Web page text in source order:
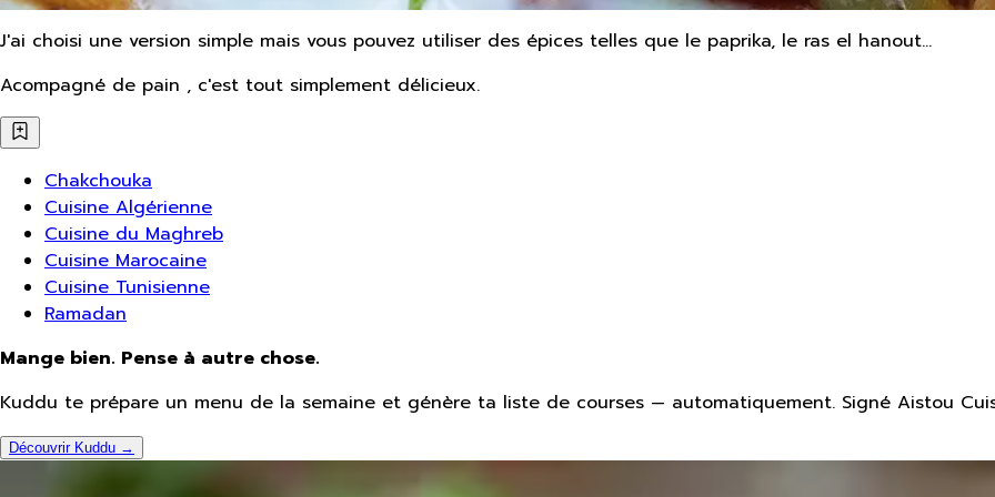
J'ai choisi une version simple mais vous pouvez utiliser des épices telles que le paprika, le ras el hanout...
Acompagné de pain , c'est tout simplement délicieux.
Chakchouka
Cuisine Algérienne
Cuisine du Maghreb
Cuisine Marocaine
Cuisine Tunisienne
Ramadan
Mange bien. Pense à autre chose.
Kuddu te prépare un menu de la semaine et génère ta liste de courses — automatiquement. Signé Aistou
Découvrir Kuddu →